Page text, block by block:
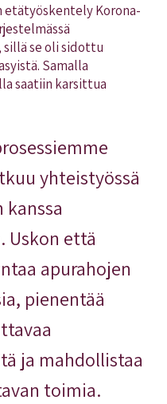
Korona-
se oli sidottu
Samalla
saatiin karsittua
yhteistyössä
kanssa
Uskon että
apurahojen
pienentää
ja mahdollistaa
toimia.